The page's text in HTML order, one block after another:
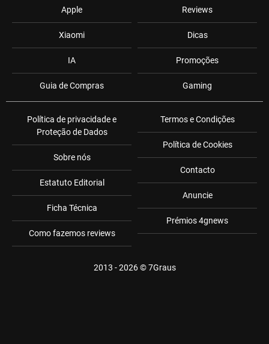
Apple
Xiaomi
IA
Guia de Compras
Reviews
Dicas
Promoções
Gaming
Política de privacidade e
Proteção de Dados
Sobre nós
Estatuto Editorial
Ficha Técnica
Como fazemos reviews
Termos e Condições
Política de Cookies
Contacto
Anuncie
Prémios 4gnews
2013 - 2026 ©7Graus